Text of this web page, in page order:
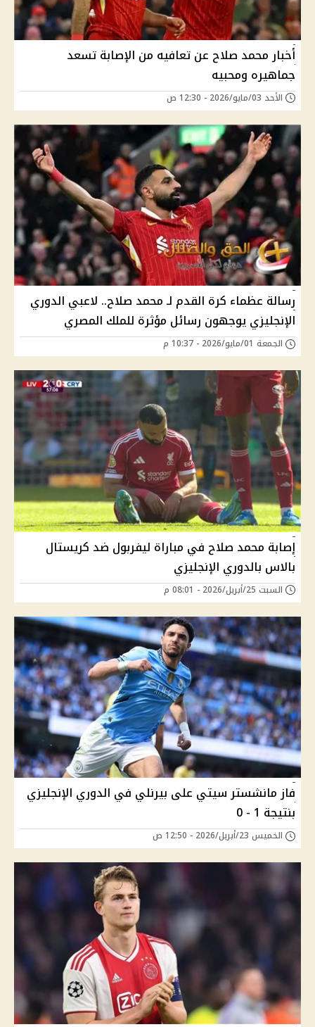
أخبار محمد صلاح عن تعافيه من الإصابة تسعد
جماهيره ومحبيه
الأحد 03/مايو/2026 - 12:30 ص
رسالة عظماء كرة القدم لـ محمد صلاح.. لاعبي الدوري
الإنجليزي يوجهون رسائل مؤثرة للملك المصري
الجمعة 01/مايو/2026 - 10:37 م
إصابة محمد صلاح في مباراة ليفربول ضد كريستال
بالاس بالدوري الإنجليزي
السبت 25/أبريل/2026 - 08:01 م
فاز مانشستر سيتي على بيرنلي في الدوري الإنجليزي
بنتيجة 1 - 0
الخميس 23/أبريل/2026 - 12:50 ص